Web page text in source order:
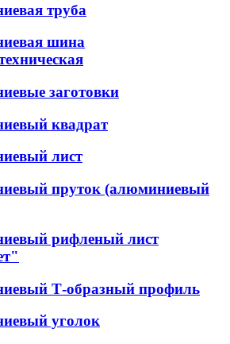
труба
шина
заготовки
квадрат
лист
пруток (алюминиевый
рифленый лист
Т-образный профиль
уголок